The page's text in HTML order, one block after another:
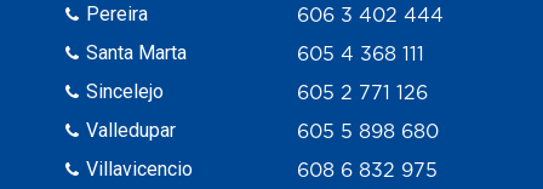
Pereira
Santa Marta
Sincelejo
Valledupar
Villavicencio
606 3 402 444
605 4 368 111
605 2 771 126
605 5 898 680
608 6 832 975